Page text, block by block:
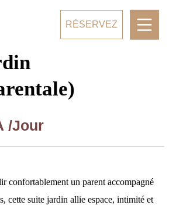
RÉSERVEZ
/Jour
confortablement un parent accompagné
cette suite jardin allie espace, intimité et